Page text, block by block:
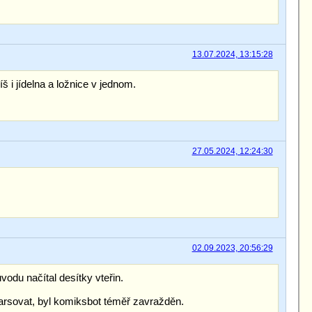
13.07.2024, 13:15:28
i jídelna a ložnice v jednom.
27.05.2024, 12:24:30
02.09.2023, 20:56:29
načítal desítky vteřin.
byl komiksbot téměř zavražděn.